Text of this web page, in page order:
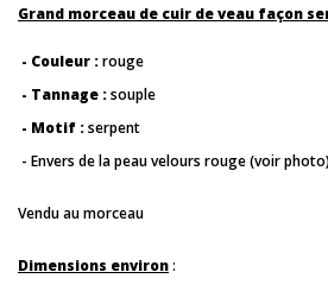
Grand morceau de cuir de veau façon
- Couleur :rouge
- Tannage :souple
- Motif :serpent
- Envers de la peau velours rouge (voir
Vendu au morceau
Dimensions environ: